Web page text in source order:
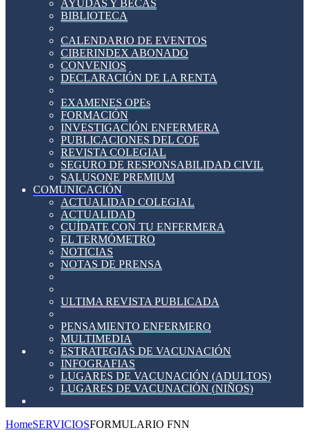
AYUDAS Y BECAS
BIBLIOTECA
CALENDARIO DE EVENTOS
CIBERINDEX ABONADO
CONVENIOS
DECLARACIÓN DE LA RENTA
EXAMENES OPEs
FORMACIÓN
INVESTIGACIÓN ENFERMERA
PUBLICACIONES DEL COE
REVISTA COLEGIAL
SEGURO DE RESPONSABILIDAD CIVIL
SALUSONE PREMIUM
COMUNICACIÓN
ACTUALIDAD COLEGIAL
ACTUALIDAD
CUÍDATE CON TU ENFERMERA
EL TERMÓMETRO
NOTICIAS
NOTAS DE PRENSA
ULTIMA REVISTA PUBLICADA
PENSAMIENTO ENFERMERO
MULTIMEDIA
ESTRATEGIAS DE VACUNACIÓN
INFOGRAFIAS
LUGARES DE VACUNACIÓN (ADULTOS)
LUGARES DE VACUNACIÓN (NIÑOS)
HomeSERVICIOSFORMULARIO FNN